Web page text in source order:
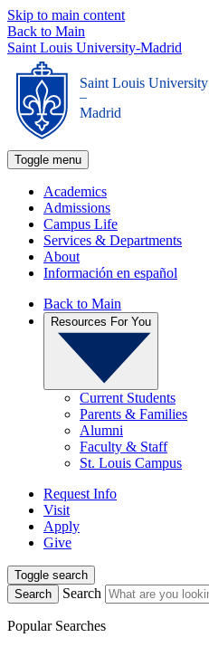
Skip to main content
Back to Main
Saint Louis University-Madrid
Saint Louis University
_
Madrid
Toggle menu
Academics
Admissions
Campus Life
Services & Departments
About
Información en español
Back to Main
Resources For You
Current Students
Parents & Families
Alumni
Faculty & Staff
St. Louis Campus
Request Info
Visit
Apply
Give
Toggle search
Search
Search
Popular Searches